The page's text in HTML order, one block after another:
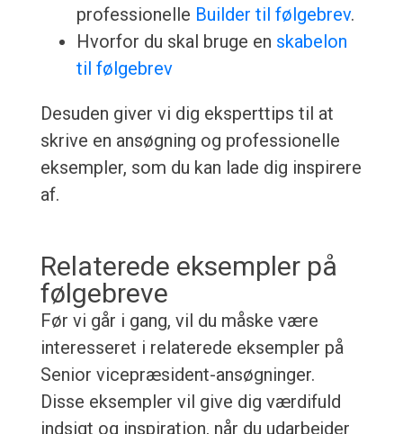
professionelle Builder til følgebrev.
Hvorfor du skal bruge en skabelon
til følgebrev
Desuden giver vi dig eksperttips til at
skrive en ansøgning og professionelle
eksempler, som du kan lade dig inspirere
af.
Relaterede eksempler på
følgebreve
Før vi går i gang, vil du måske være
interesseret i relaterede eksempler på
Senior vicepræsident-ansøgninger.
Disse eksempler vil give dig værdifuld
indsigt og inspiration, når du udarbejder